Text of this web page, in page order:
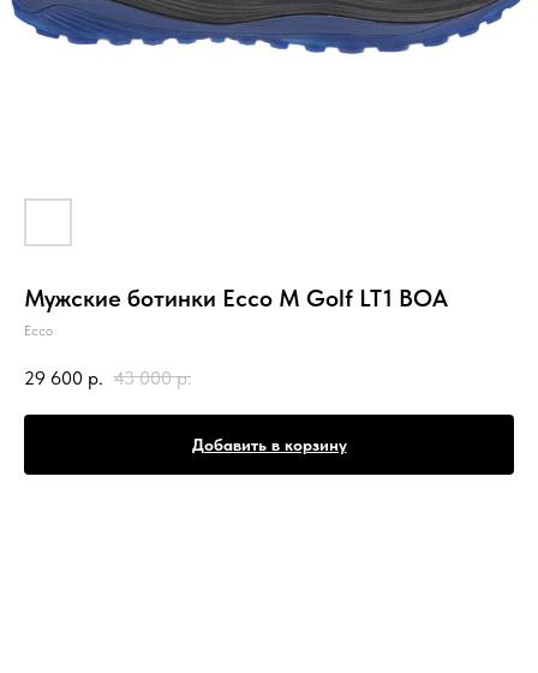
Мужские ботинки Ecco M Golf LT1 BOA
Ecco
29 600 р. 43 000 р.
Добавить в корзину